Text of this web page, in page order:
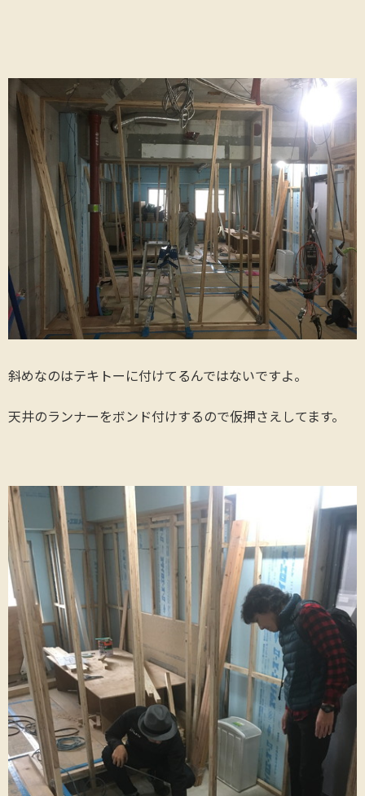
斜めなのはテキトーに付けてるんではないですよ。
天井のランナーをボンド付けするので仮押さえしてます。